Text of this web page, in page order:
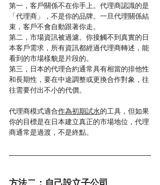
第一，客戶關係不在你手上。代理商認識的是
「代理商」，不是你的品牌。一旦代理關係結
束，客戶不會自動跟著你走。
第二，市場資訊被過濾。你接觸不到真實的日
本客戶需求，所有資訊都經過代理商轉述，能
看到的市場樣貌是片段的。
第三，日本的代理合約通常具有相當的排他性
和長期性，要在中途調整或更換合作對象，往
往需要付出不小的代價。
代理商模式適合作為初期試水的工具，但如果
你的目標是在日本建立真正的市場地位，代理
商通常是過渡，不是終點。
方法二：自己設立子公司